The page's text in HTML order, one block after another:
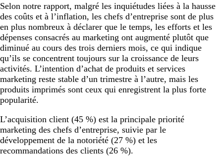
Selon notre rapport, malgré les inquiétudes liées à la hausse
des coûts et à l’inflation, les chefs d’entreprise sont de plus
en plus nombreux à déclarer que le temps, les efforts et les
dépenses consacrés au marketing ont augmenté plutôt que
diminué au cours des trois derniers mois, ce qui indique
qu’ils se concentrent toujours sur la croissance de leurs
activités. L’intention d’achat de produits et services
marketing reste stable d’un trimestre à l’autre, mais les
produits imprimés sont ceux qui enregistrent la plus forte
popularité.
L’acquisition client (45 %) est la principale priorité
marketing des chefs d’entreprise, suivie par le
développement de la notoriété (27 %) et les
recommandations des clients (26 %).